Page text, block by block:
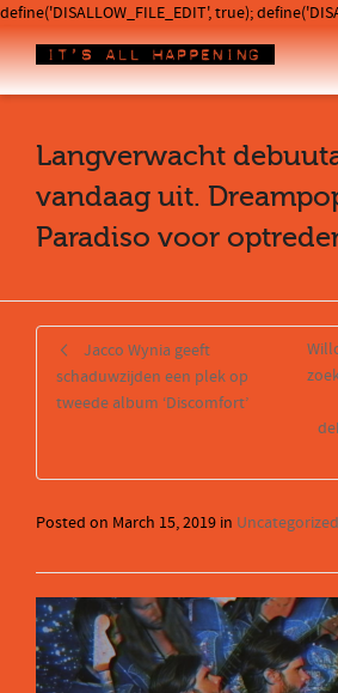
define('DISALLOW_FILE_EDIT', true);
Langverwacht
vandaag uit.
Paradiso voor
Jacco Wynia geeft
schaduwzijden een plek op
tweede album ‘Discomfort’
Posted on March 15, 2019 in Uncategorized